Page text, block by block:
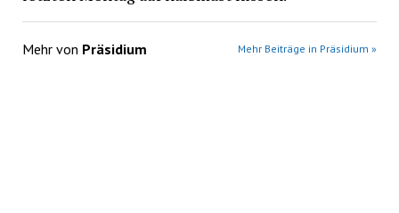
Mehr von Präsidium Mehr Beiträge in Präsidium »